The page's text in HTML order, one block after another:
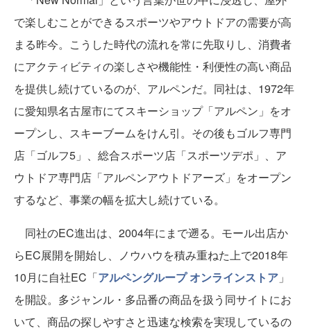
で楽しむことができるスポーツやアウトドアの需要が高
まる昨今。こうした時代の流れを常に先取りし、消費者
にアクティビティの楽しさや機能性・利便性の高い商品
を提供し続けているのが、アルペンだ。同社は、1972年
に愛知県名古屋市にてスキーショップ「アルペン」をオ
ープンし、スキーブームをけん引。その後もゴルフ専門
店「ゴルフ5」、総合スポーツ店「スポーツデポ」、ア
ウトドア専門店「アルペンアウトドアーズ」をオープン
するなど、事業の幅を拡大し続けている。
同社のEC進出は、2004年にまで遡る。モール出店か
らEC展開を開始し、ノウハウを積み重ねた上で2018年
10月に自社EC「アルペングループ オンラインストア 」
を開設。多ジャンル・多品番の商品を扱う同サイトにお
いて、商品の探しやすさと迅速な検索を実現しているの